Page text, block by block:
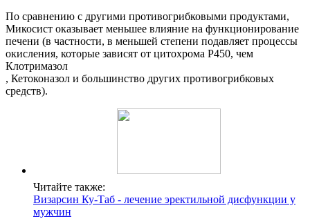
По сравнению с другими противогрибковыми продуктами,
Микосист оказывает меньшее влияние на функционирование
печени (в частности, в меньшей степени подавляет процессы
окисления, которые зависят от цитохрома Р450, чем
Клотримазол
, Кетоконазол и большинство других противогрибковых
средств).
Читайте также:
Визарсин Ку-Таб - лечение эректильной дисфункции у
мужчин